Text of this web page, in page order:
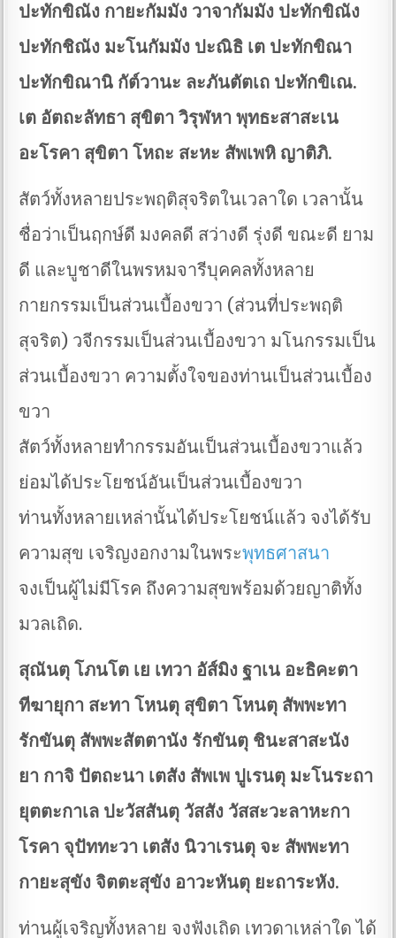
ปะทักขิณัง กายะกัมมัง วาจากัมมัง ปะทักขิณัง
ปะทักชิณัง มะโนกัมมัง ปะณิธิ เต ปะทักขิณา
ปะทักขิณานิ กัต์วานะ ละภันตัตเถ ปะทักขิเณ.
เต อัตถะลัทธา สุขิตา วิรุฬหา พุทธะสาสะเน
อะโรคา สุขิตา โหถะ สะหะ สัพเพหิ ญาติภิ.
สัตว์ทั้งหลายประพฤติสุจริตในเวลาใด เวลานั้น
ชื่อว่าเป็นฤกษ์ดี มงคลดี สว่างดี รุ่งดี ขณะดี ยาม
ดี และบูชาดีในพรหมจารีบุคคลทั้งหลาย
กายกรรมเป็นส่วนเบื้องขวา (ส่วนที่ประพฤติ
สุจริต) วจีกรรมเป็นส่วนเบื้องขวา มโนกรรมเป็น
ส่วนเบื้องขวา ความตั้งใจของท่านเป็นส่วนเบื้อง
ขวา
สัตว์ทั้งหลายทำกรรมอันเป็นส่วนเบื้องขวาแล้ว
ย่อมได้ประโยชน์อันเป็นส่วนเบื้องขวา
ท่านทั้งหลายเหล่านั้นได้ประโยชน์แล้ว จงได้รับ
ความสุข เจริญงอกงามในพระพุทธศาสนา
จงเป็นผู้ไม่มีโรค ถึงความสุขพร้อมด้วยญาติทั้ง
มวลเถิด.
สุณันตุ โภนโต เย เทวา อัส์มิง ฐาเน อะธิคะตา
ทีฆายุกา สะทา โหนตุ สุขิตา โหนตุ สัพพะทา
รักขันตุ สัพพะสัตตานัง รักขันตุ ชินะสาสะนัง
ยา กาจิ ปัตถะนา เตสัง สัพเพ ปูเรนตุ มะโนระถา
ยุตตะกาเล ปะวัสสันตุ วัสสัง วัสสะวะลาหะกา
โรคา จุปัททะวา เตสัง นิวาเรนตุ จะ สัพพะทา
กายะสุขัง จิตตะสุขัง อาวะหันตุ ยะถาระหัง.
ท่านผู้เจริญทั้งหลาย จงฟังเถิด เทวดาเหล่าใด ได้